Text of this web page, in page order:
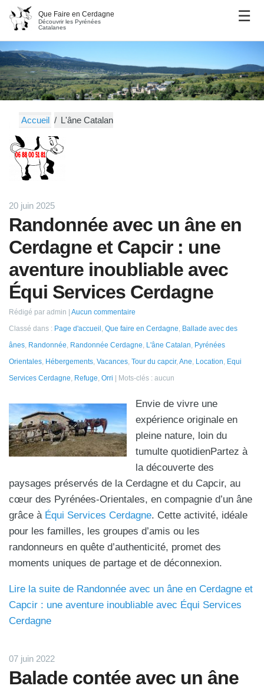
Que Faire en Cerdagne
Découvrir les Pyrénées
Catalanes
Accueil L'âne Catalan
20 juin 2025
Randonnée avec un âne en
Cerdagne et Capcir : une
aventure inoubliable avec
Équi Services Cerdagne
Rédigé par admin Aucun commentaire
Classé dans : Page d'accueil Que faire en Cerdagne Ballade avec des
ânes Randonnée Randonnée Cerdagne L'âne Catalan Pyrénées
Orientales Hébergements Vacances Tour du capcir, Ane Location Equi
Services Cerdagne Refuge Orri Mots-clés : aucun
Envie de vivre une
expérience originale en
pleine nature, loin du
tumulte quotidienPartez à
la découverte des
paysages préservés de la Cerdagne et du Capcir, au
cœur des Pyrénées-Orientales, en compagnie d’un âne
grâce à Équi Services Cerdagne. Cette activité, idéale
pour les familles, les groupes d’amis ou les
randonneurs en quête d’authenticité, promet des
moments uniques de partage et de déconnexion.
Lire la suite de Randonnée avec un âne en Cerdagne et
Capcir : une aventure inoubliable avec Équi Services
Cerdagne
07 juin 2022
Balade contée avec un âne